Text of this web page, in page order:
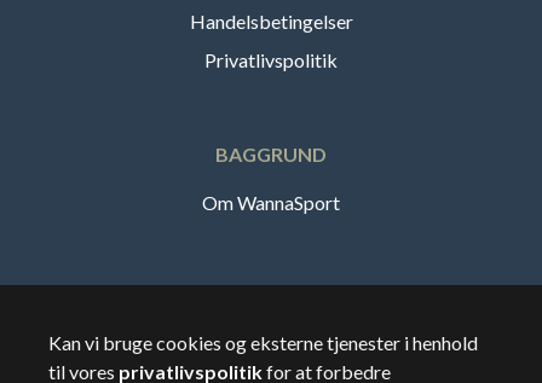
Handelsbetingelser
Privatlivspolitik
BAGGRUND
Om WannaSport
Kan vi bruge cookies og eksterne tjenester i henhold
til vores privatlivspolitikfor at forbedre